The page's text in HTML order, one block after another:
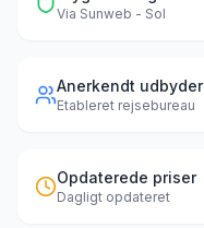
Via Sunweb - Sol
Anerkendt udbyder
Etableret rejsebureau
Opdaterede priser
Dagligt opdateret